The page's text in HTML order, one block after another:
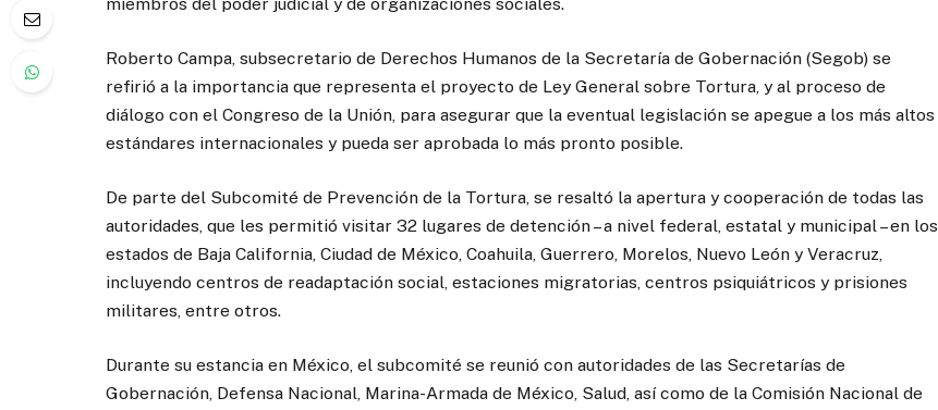
Roberto Campa, subsecretario de Derechos Humanos de la Secretaría de Gobernación (Segob) se
refirió a la importancia que representa el proyecto de Ley General sobre Tortura, y al proceso de
diálogo con el Congreso de la Unión, para asegurar que la eventual legislación se apegue a los más altos
estándares internacionales y pueda ser aprobada lo más pronto posible.
De parte del Subcomité de Prevención de la Tortura, se resaltó la apertura y cooperación de todas las
autoridades, que les permitió visitar 32 lugares de detención – a nivel federal, estatal y municipal – en los
estados de Baja California, Ciudad de México, Coahuila, Guerrero, Morelos, Nuevo León y Veracruz,
incluyendo centros de readaptación social, estaciones migratorias, centros psiquiátricos y prisiones
militares, entre otros.
Durante su estancia en México, el subcomité se reunió con autoridades de las Secretarías de
Gobernación, Defensa Nacional, Marina-Armada de México, Salud, así como de la Comisión Nacional de